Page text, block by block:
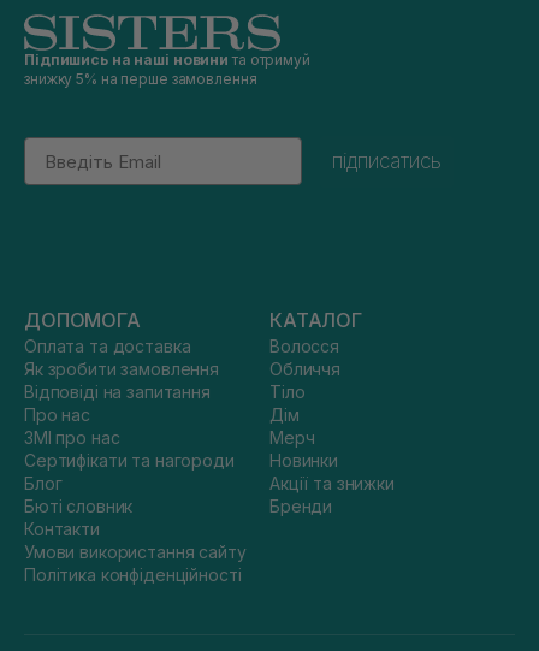
Підпишись на наші новини та отримуй
знижку 5% на перше замовлення
Email
підписатись
ДОПОМОГА
Оплата та доставка
Як зробити замовлення
Відповіді на запитання
Про нас
ЗМІ про нас
Сертифікати та нагороди
Блог
Бюті словник
Контакти
Умови використання сайту
Політика конфіденційності
КАТАЛОГ
Волосся
Обличчя
Тіло
Дім
Мерч
Новинки
Акції та знижки
Бренди